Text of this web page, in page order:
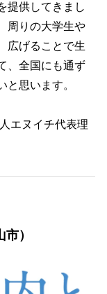
提供してきまし
周りの大学生や
広げることで生
、全国にも通ず
と思います。
エヌイチ代表理
）